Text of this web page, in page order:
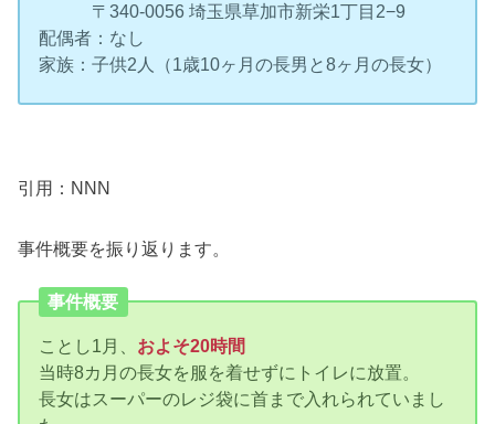
〒340-0056 埼玉県草加市新栄1丁目2−9
配偶者：なし
家族：子供2人（1歳10ヶ月の長男と8ヶ月の長女）
引用：NNN
事件概要を振り返ります。
事件概要
ことし1月、 およそ20時間
当時8カ月の長女を服を着せずにトイレに放置。
長女はスーパーのレジ袋に首まで入れられていまし